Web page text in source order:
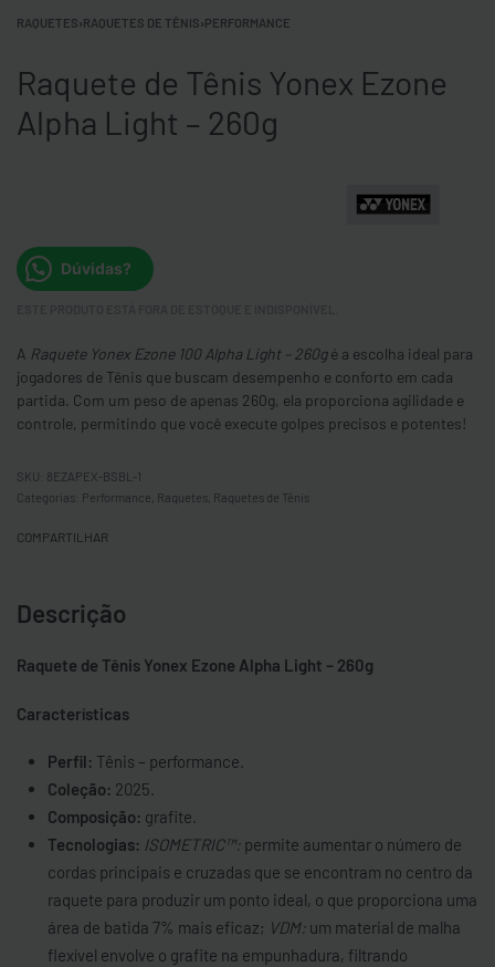
RAQUETES›RAQUETES DE TÊNIS›PERFORMANCE
Raquete de Tênis Yonex Ezone
Alpha Light – 260g
Dúvidas?
A Raquete Yonex Ezone 100 Alpha Light – 260gé a escolha ideal para
jogadores de Tênis que buscam desempenho e conforto em cada
partida. Com um peso de apenas 260g, ela proporciona agilidade e
controle, permitindo que você execute golpes precisos e potentes!
8EZAPEX-BSBL-1
Categorias: Performance Raquetes Raquetes de Tênis
COMPARTILHAR
Descrição
Raquete de Tênis Yonex Ezone Alpha Light – 260g
Características
Perfil: Tênis – performance.
Coleção: 2025.
Composição: grafite.
Tecnologias: ISOMETRIC™: permite aumentar o número de
cordas principais e cruzadas que se encontram no centro da
raquete para produzir um ponto ideal, o que proporciona uma
área de batida 7% mais eficaz; VDM: um material de malha
flexível envolve o grafite na empunhadura, filtrando